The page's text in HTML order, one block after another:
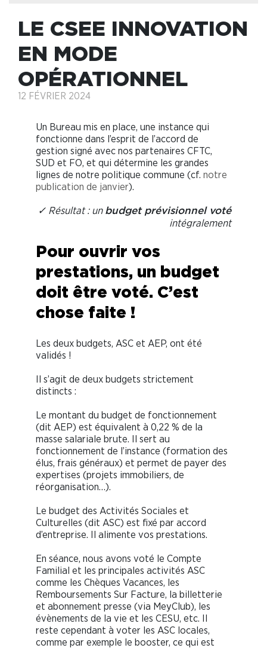
LE CSEE INNOVATION
EN MODE
OPÉRATIONNEL
12 FÉVRIER 2024
Un Bureau mis en place, une instance qui
fonctionne dans l’esprit de l’accord de
gestion signé avec nos partenaires CFTC,
SUD et FO, et qui détermine les grandes
lignes de notre politique commune (cf. notre
publication de janvier).
✓ Résultat : un budget prévisionnel voté
intégralement
Pour ouvrir vos
prestations, un budget
doit être voté. C’est
chose faite !
Les deux budgets, ASC et AEP, ont été
validés !
Il s’agit de deux budgets strictement
distincts :
Le montant du budget de fonctionnement
(dit AEP) est équivalent à 0,22 % de la
masse salariale brute. Il sert au
fonctionnement de l’instance (formation des
élus, frais généraux) et permet de payer des
expertises (projets immobiliers, de
réorganisation…).
Le budget des Activités Sociales et
Culturelles (dit ASC) est fixé par accord
d’entreprise. Il alimente vos prestations.
En séance, nous avons voté le Compte
Familial et les principales activités ASC
comme les Chèques Vacances, les
Remboursements Sur Facture, la billetterie
et abonnement presse (via MeyClub), les
évènements de la vie et les CESU, etc. Il
reste cependant à voter les ASC locales,
comme par exemple le booster, ce qui est